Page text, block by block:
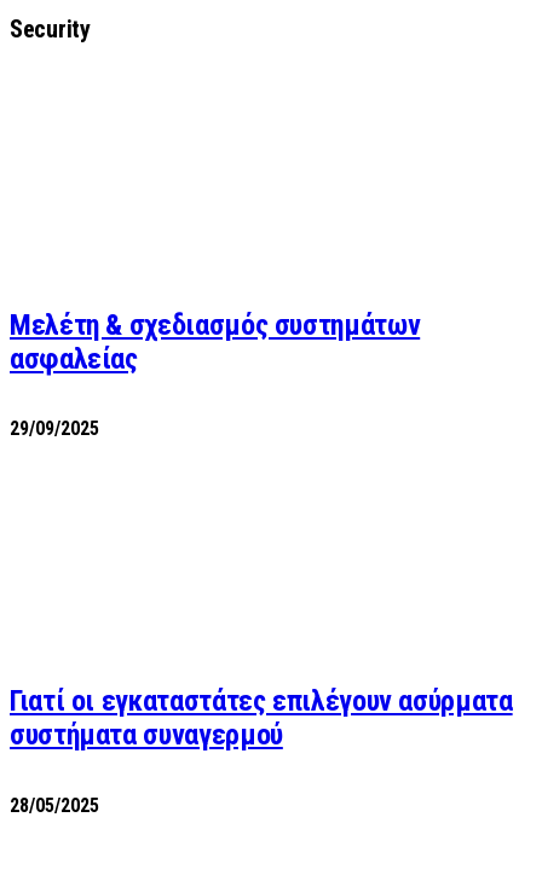
Security
Μελέτη & σχεδιασμός συστημάτων
ασφαλείας
29/09/2025
Γιατί οι εγκαταστάτες επιλέγουν ασύρματα
συστήματα συναγερμού
28/05/2025